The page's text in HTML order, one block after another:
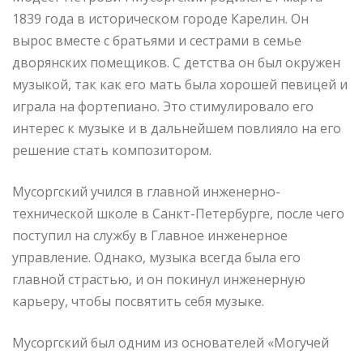
1839 года в историческом городе Карелин. Он
вырос вместе с братьями и сестрами в семье
дворянских помещиков. С детства он был окружен
музыкой, так как его мать была хорошей певицей и
играла на фортепиано. Это стимулировало его
интерес к музыке и в дальнейшем повлияло на его
решение стать композитором.
Мусоргский учился в главной инженерно-
технической школе в Санкт-Петербурге, после чего
поступил на службу в Главное инженерное
управление. Однако, музыка всегда была его
главной страстью, и он покинул инженерную
карьеру, чтобы посвятить себя музыке.
Мусоргский был одним из основателей «Могучей